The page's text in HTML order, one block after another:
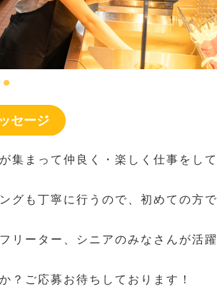
セージ
集まって仲良く・楽しく仕事をして
グも丁寧に行うので、初めての方で
リーター、シニアのみなさんが活躍
？ご応募お待ちしております！